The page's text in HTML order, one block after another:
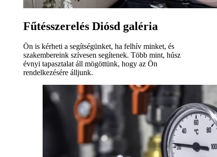
Fűtésszerelés Diósd galéria
Ön is kérheti a segítségünket, ha felhív minket, és
szakembereink szívesen segítenek. Több mint, húsz
évnyi tapasztalat áll mögöttünk, hogy az Ön
rendelkezésére álljunk.